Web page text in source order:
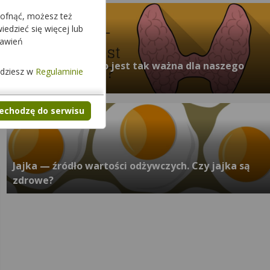
Tarczyca - dlaczego jest tak ważna dla naszego
organizmu?
Jajka — źródło wartości odżywczych. Czy jajka są
zdrowe?
możesz też
się więcej lub
w Regulaminie
do serwisu